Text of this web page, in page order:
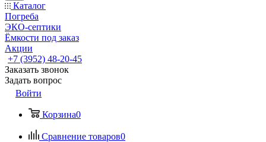
Каталог
Погреба
ЭКО-септики
Ёмкости под заказ
Акции
+7 (3952) 48-20-45
Заказать звонок
Задать вопрос
Войти
Корзина0
Сравнение товаров0